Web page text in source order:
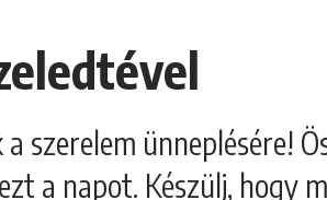
szerelem ünneplésére!
a napot. Készülj, hogy